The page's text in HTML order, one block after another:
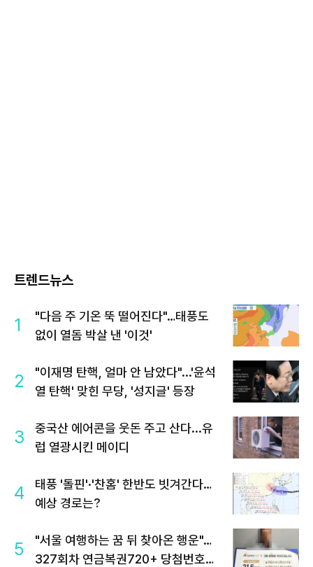
트렌드뉴스
1
"다음 주 기온 뚝 떨어진다"…태풍도
없이 열돔 박살 낸 '이것'
2
"이재명 탄핵, 얼마 안 남았다"...'윤석
열 탄핵' 맞힌 무당, '성지글' 등장
3
중국산 에어콘을 웃돈 주고 산다...유
럽 열광시킨 메이디
4
태풍 '돌핀'·'찬홈' 한반도 빗겨간다…
예상 경로는?
5
"서울 여행하는 꿈 뒤 찾아온 행운"…
327회차 연금복권720+ 당첨번호조